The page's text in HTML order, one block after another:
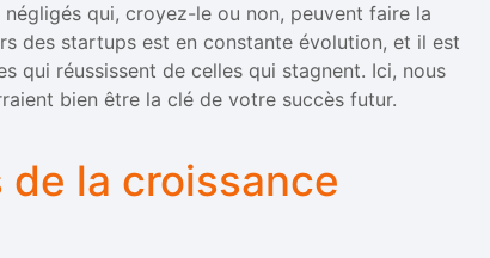
qui, croyez-le ou non, peuvent faire la
des startups est en constante évolution, et il est
qui réussissent de celles qui stagnent. Ici, nous
bien être la clé de votre succès futur.
la croissance